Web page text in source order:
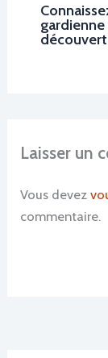
Laisser un
Vous devez
commentaire.